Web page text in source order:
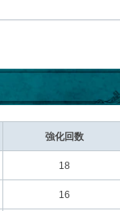
強化回数
18
16